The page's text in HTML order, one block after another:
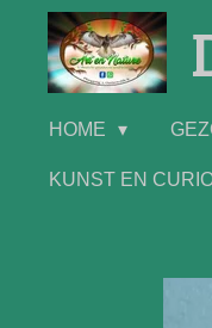
direct
HOME
KUNST EN